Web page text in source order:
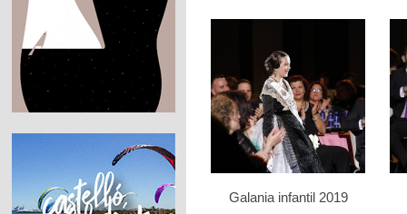
Galania infantil 2019